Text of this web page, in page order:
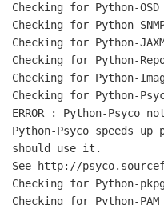
Checking for Python-
Checking for Python-
Checking for Python-
Checking for Python-
Checking for Python-
Checking for Python-
ERROR : Python-Psyco
Python-Psyco speeds
should use it.
See http://
Checking for Python-
Checking for Python-